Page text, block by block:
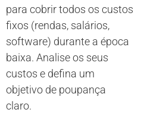
para cobrir todos os custos
fixos (rendas, salários,
software) durante a época
baixa. Analise os seus
custos e defina um
objetivo de poupança
claro.